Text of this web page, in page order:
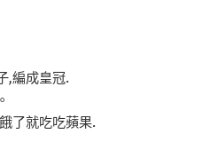
,編成皇冠.
了就吃吃蘋果.